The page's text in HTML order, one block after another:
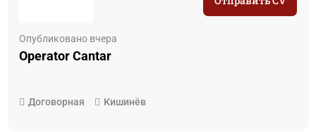
Опубликовано вчера
Operator Cantar
Договорная Кишинёв